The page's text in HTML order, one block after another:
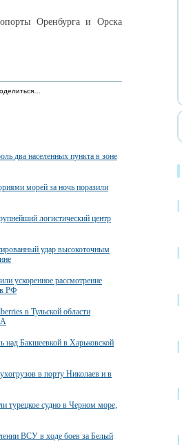
Оренбурга и Орска
два населенных пункта в зоне
морей за ночь поразили
логистический центр
удар высокоточным
ускоренное рассмотрение
РФ
в Тульской области
над Бакшеевкой в Харьковской
в порту Николаев и в
турецкое судно в Черном море,
ВСУ в ходе боев за Белый